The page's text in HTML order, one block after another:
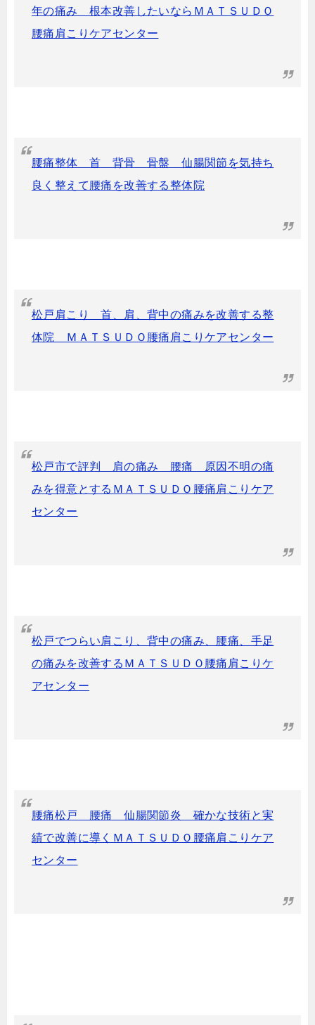
年の痛み 根本改善したいならＭＡＴＳＵＤＯ
腰痛肩こりケアセンター
腰痛整体 首 背骨 骨盤 仙腸関節を気持ち
良く整えて腰痛を改善する整体院
松戸肩こり 首、肩、背中の痛みを改善する整
体院 ＭＡＴＳＵＤＯ腰痛肩こりケアセンター
松戸市で評判 肩の痛み 腰痛 原因不明の痛
みを得意とするＭＡＴＳＵＤＯ腰痛肩こりケア
センター
松戸でつらい肩こり、背中の痛み、腰痛、手足
の痛みを改善するＭＡＴＳＵＤＯ腰痛肩こりケ
アセンター
腰痛松戸 腰痛 仙腸関節炎 確かな技術と実
績で改善に導くＭＡＴＳＵＤＯ腰痛肩こりケア
センター